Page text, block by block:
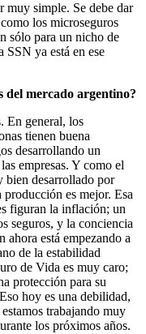
muy simple. Se debe dar
los microseguros
sólo para un nicho de
SSN ya está en ese
del mercado argentino?
En general, los
tienen buena
desarrollando un
empresas. Y como el
bien desarrollado por
es mejor. Esa
figuran la inflación; un
seguros, y la conciencia
ahora está empezando a
de la estabilidad
de Vida es muy caro;
protección para su
hoy es una debilidad,
trabajando muy
los próximos años.